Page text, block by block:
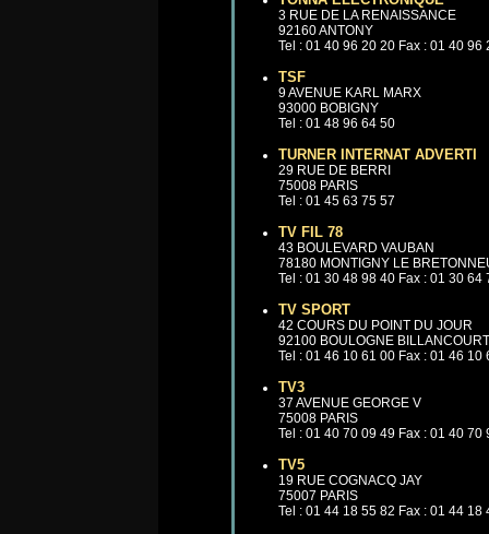
3 RUE DE LA RENAISSANCE
92160 ANTONY
Tel : 01 40 96 20 20 Fax : 01 40 96
TSF
9 AVENUE KARL MARX
93000 BOBIGNY
Tel : 01 48 96 64 50
TURNER INTERNAT ADVERTI
29 RUE DE BERRI
75008 PARIS
Tel : 01 45 63 75 57
TV FIL 78
43 BOULEVARD VAUBAN
78180 MONTIGNY LE
Tel : 01 30 48 98 40 Fax : 01 30 64
TV SPORT
42 COURS DU POINT DU JOUR
92100 BOULOGNE BILLANCOURT
Tel : 01 46 10 61 00 Fax : 01 46 10
TV3
37 AVENUE GEORGE V
75008 PARIS
Tel : 01 40 70 09 49 Fax : 01 40 70
TV5
19 RUE COGNACQ JAY
75007 PARIS
Tel : 01 44 18 55 82 Fax : 01 44 18